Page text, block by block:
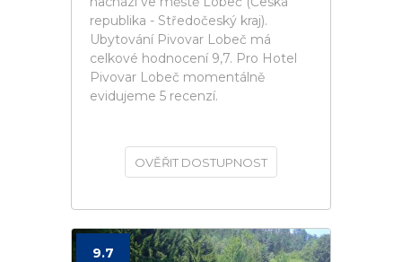
republika - Středočeský kraj).
Ubytování Pivovar Lobeč má
celkové hodnocení 9,7. Pro Hotel
Pivovar Lobeč momentálně
evidujeme 5 recenzí.
OVĚŘIT DOSTUPNOST
9.7